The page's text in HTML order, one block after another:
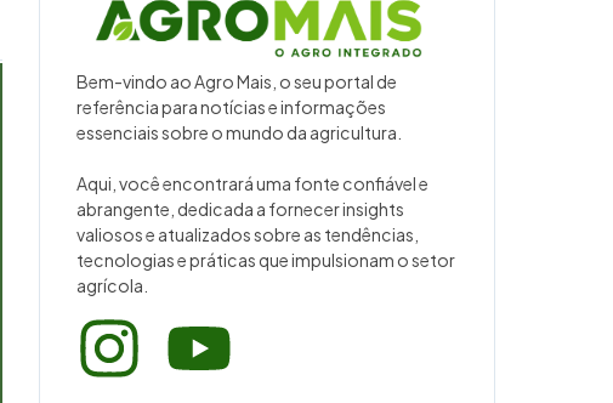
Bem-vindo ao Agro Mais, o seu portal de
referência para notícias e informações
essenciais sobre o mundo da agricultura.
Aqui, você encontrará uma fonte confiável e
abrangente, dedicada a fornecer insights
valiosos e atualizados sobre as tendências,
tecnologias e práticas que impulsionam o setor
agrícola.